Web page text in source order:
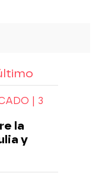
| 3
la
y